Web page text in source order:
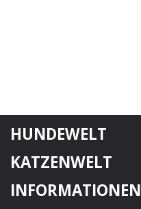
HUNDEWELT
KATZENWELT
INFORMATIONEN